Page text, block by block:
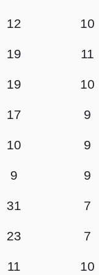
12 10
19 11
19 10
17 9
10 9
9 9
31 7
23 7
11 10